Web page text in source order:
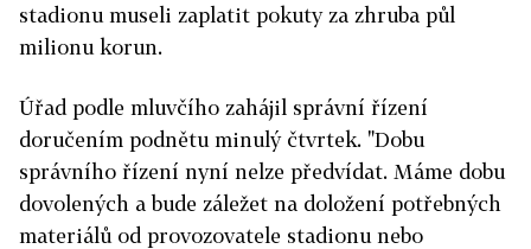
stadionu museli zaplatit pokuty za zhruba půl
milionu korun.
Úřad podle mluvčího zahájil správní řízení
doručením podnětu minulý čtvrtek. "Dobu
správního řízení nyní nelze předvídat. Máme dobu
dovolených a bude záležet na doložení potřebných
materiálů od provozovatele stadionu nebo